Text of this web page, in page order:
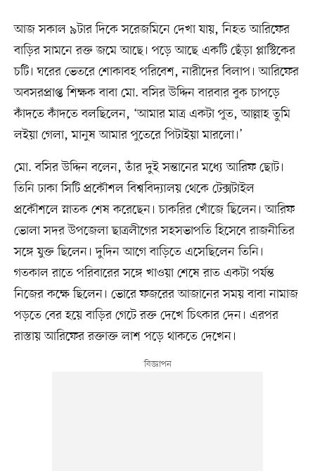
আজ সকাল ৯টার দিকে সরেজমিনে দেখা যায়, নিহত আরিফের
বাড়ির সামনে রক্ত জমে আছে। পড়ে আছে একটি ছেঁড়া প্লাস্টিকের
চটি। ঘরের ভেতরে শোকাবহ পরিবেশ, নারীদের বিলাপ। আরিফের
অবসরপ্রাপ্ত শিক্ষক বাবা মো. বসির উদ্দিন বারবার বুক চাপড়ে
কাঁদতে কাঁদতে বলছিলেন, ‘আমার মাত্র একটা পুত, আল্লাহ তুমি
লইয়া গেলা, মানুষ আমার পুতেরে পিটাইয়া মারলো।’
মো. বসির উদ্দিন বলেন, তাঁর দুই সন্তানের মধ্যে আরিফ ছোট।
তিনি ঢাকা সিটি প্রকৌশল বিশ্ববিদ্যালয় থেকে টেক্সটাইল
প্রকৌশলে স্নাতক শেষ করেছেন। চাকরির খোঁজে ছিলেন। আরিফ
ভোলা সদর উপজেলা ছাত্রলীগের সহসভাপতি হিসেবে রাজনীতির
সঙ্গে যুক্ত ছিলেন। দুদিন আগে বাড়িতে এসেছিলেন তিনি।
গতকাল রাতে পরিবারের সঙ্গে খাওয়া শেষে রাত একটা পর্যন্ত
নিজের কক্ষে ছিলেন। ভোরে ফজরের আজানের সময় বাবা নামাজ
পড়তে বের হয়ে বাড়ির গেটে রক্ত দেখে চিৎকার দেন। এরপর
রাস্তায় আরিফের রক্তাক্ত লাশ পড়ে থাকতে দেখেন।